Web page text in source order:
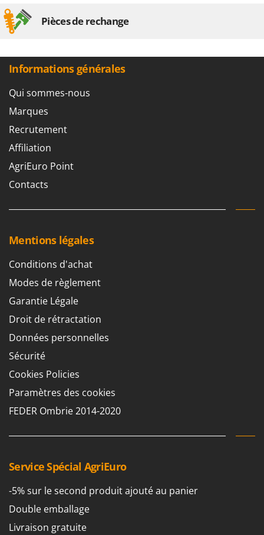
Pièces de rechange
Informations générales
Qui sommes-nous
Marques
Recrutement
Affiliation
AgriEuro Point
Contacts
Mentions légales
Conditions d'achat
Modes de règlement
Garantie Légale
Droit de rétractation
Données personnelles
Sécurité
Cookies Policies
Paramètres des cookies
FEDER Ombrie 2014-2020
Service Spécial AgriEuro
-5% sur le second produit ajouté au panier
Double emballage
Livraison gratuite